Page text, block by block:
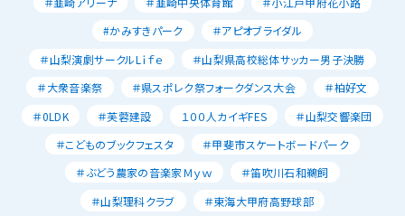
#かみすきパーク
＃アピオブライダル
＃山梨演劇サークルLｉｆｅ
＃山梨県高校総体サッカー男子決勝
＃大衆音楽祭
＃県スポレク祭フォークダンス大会
＃柏好文
＃0LDK
＃芙蓉建設 １００人カイギFES
＃山梨交響楽団
＃こどものブックフェスタ
＃甲斐市スケートボードパーク
＃ぶどう農家の音楽家Ｍｙｗ
＃笛吹川石和鵜飼
＃山梨理科クラブ
＃東海大甲府高野球部